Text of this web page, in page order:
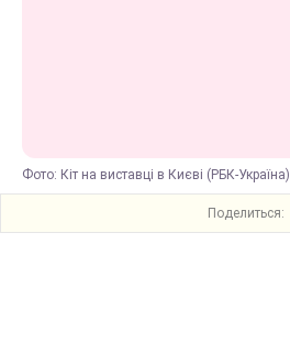
Фото: Кіт на виставці в Києві (РБК-Україна)
Поделиться: